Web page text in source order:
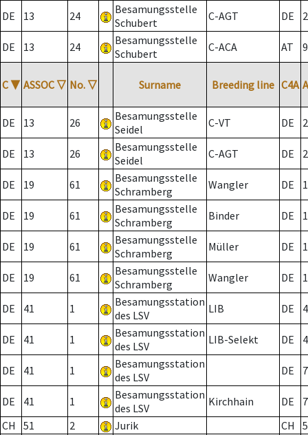
DE 13 24
Besamungsstelle
Schubert
C-AGT DE 2
DE 13 24
Besamungsstelle
Schubert
C-ACA AT
C ▼ ASSOC ▽ No. ▽ Surname Breeding line C4A
DE 13 26
Besamungsstelle
Seidel
C-VT DE 2
DE 13 26
Besamungsstelle
Seidel
C-AGT DE 2
DE 19 61
Besamungsstelle
Schramberg
Wangler DE
DE 19 61
Besamungsstelle
Schramberg
Binder DE 1
DE 19 61
Besamungsstelle
Schramberg
Müller DE
DE 19 61
Besamungsstelle
Schramberg
Wangler DE
DE 41 1
Besamungsstation
des LSV
LIB DE
DE 41 1
Besamungsstation
des LSV
LIB-Selekt DE
DE 41 1
Besamungsstation
des LSV
DE 7
DE 41 1
Besamungsstation
des LSV
Kirchhain DE
7
CH
51 2 Jurik CH